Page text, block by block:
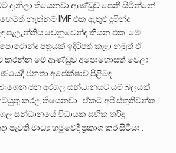
දැනිලා තියෙනවා ආණ්ඩුව පෙනී සිටින්නේ
නැත්නම් IMF එක ඇතුළු දුමින්ද
පැලැන්තිය වෙනුවෙන්ද කියන එක. මේ
පත්‍රයක් ඉදිරිපත් කළා නමුත් ඒ
කරන්න මේ ආණ්ඩුව අපොහොසත් වෙලා
ජනතා අපේක්ෂාව පිළිබඳ
ජන අරගල සන්ධානයට යම් බලයක්
කරල තියෙනවා . ඒකට අපි ස්තුතිවන්ත
සන්ධානයේ විධායක සභික තරිඳු
පැවති මාධ්‍ය හමුවේදී ප්‍රකාශ කර සිටියා .